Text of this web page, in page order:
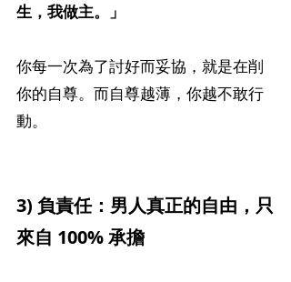
生，我做主。」
你每一次為了討好而妥協，就是在削
你的自尊。而自尊越薄，你越不敢行
動。
3) 負責任：男人真正的自由，只
來自 100% 承擔